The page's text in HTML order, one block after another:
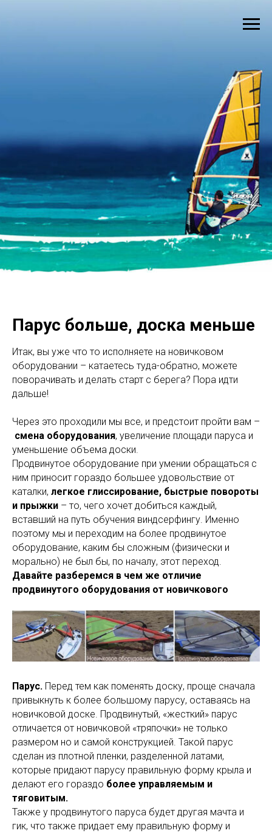
Парус больше, доска меньше
Итак, вы уже что то исполняете на новичковом
оборудовании – катаетесь туда-обратно, можете
поворачивать и делать старт с берега? Пора идти
дальше!
Через это проходили мы все, и предстоит пройти вам –
смена оборудования, увеличение площади паруса и
уменьшение объема доски.
Продвинутое оборудование при умении обращаться с
ним приносит гораздо большее удовольствие от
каталки, легкое глиссирование, быстрые повороты
и прыжки – то, чего хочет добиться каждый,
вставший на путь обучения виндсерфингу. Именно
поэтому мы и переходим на более продвинутое
оборудование, каким бы сложным (физически и
морально) не был бы, по началу, этот переход.
Давайте разберемся в чем же отличие
продвинутого оборудования от новичкового
Парус. Перед тем как поменять доску, проще сначала
привыкнуть к более большому парусу, оставаясь на
новичковой доске. Продвинутый, «жесткий» парус
отличается от новичковой «тряпочки» не только
размером но и самой конструкцией. Такой парус
сделан из плотной пленки, разделенной латами,
которые придают парусу правильную форму крыла и
делают его гораздо более управляемым и
тяговитым.
Также у продвинутого паруса будет другая мачта и
гик, что также придает ему правильную форму и